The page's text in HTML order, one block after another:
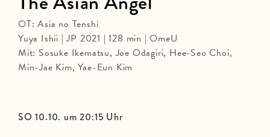
SO 10.10. um 20:15 Uhr
OT: Asia no Tenshi
Yuya Ishii | JP 2021 | 128 min | OmeU
Mit: Sosuke Ikematsu, Joe Odagiri, Hee-Seo Choi,
Min-Jae Kim, Yae-Eun Kim